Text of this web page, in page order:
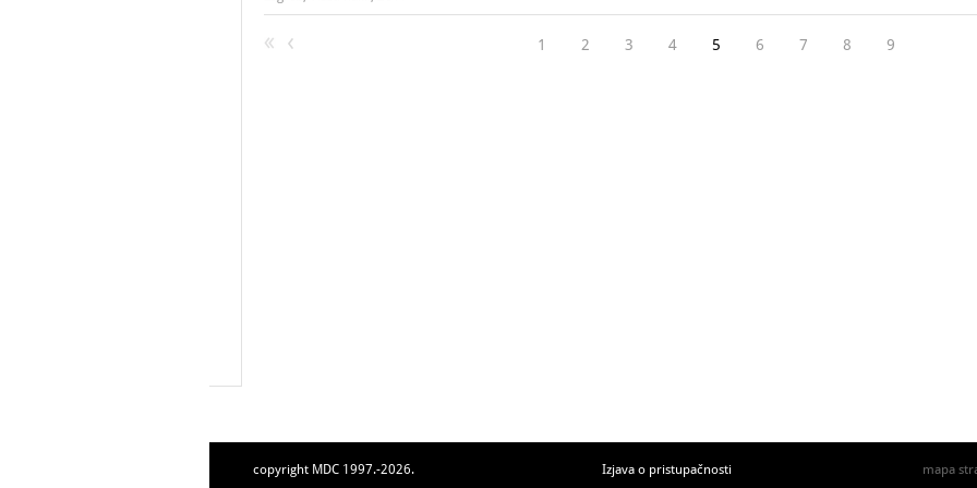
1 2 3 4 5 6 7 8 9
copyright MDC 1997.-2026. Izjava o pristupačnosti mapa